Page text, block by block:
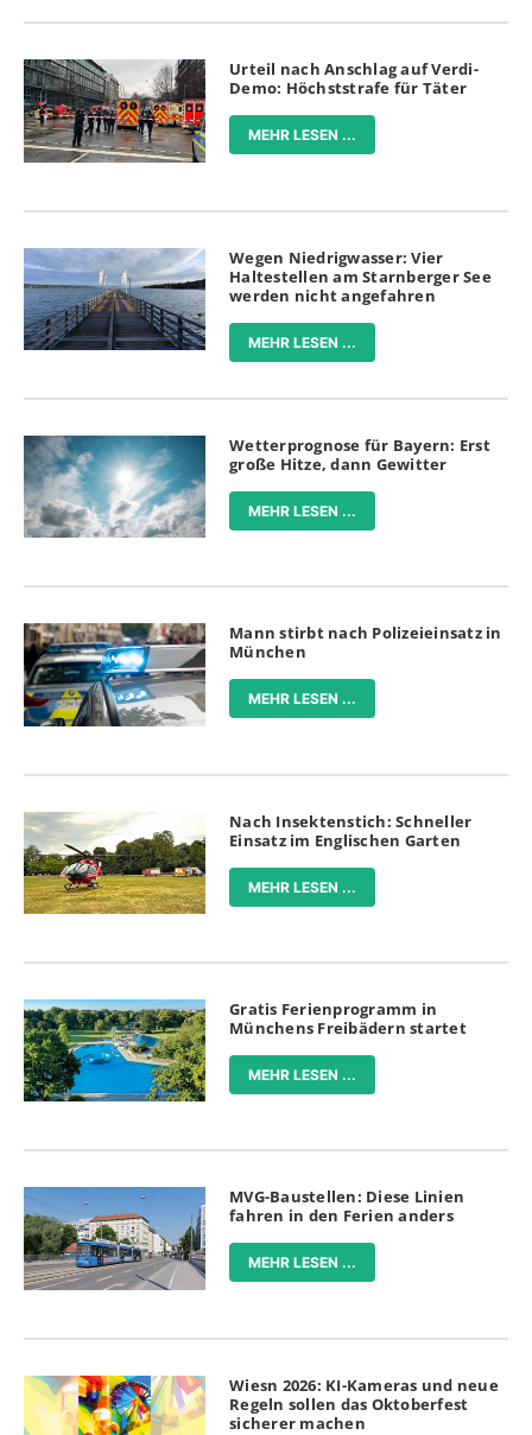
Urteil nach Anschlag auf Verdi-
Demo: Höchststrafe für Täter
MEHR LESEN ...
Wegen Niedrigwasser: Vier
Haltestellen am Starnberger See
werden nicht angefahren
MEHR LESEN ...
Wetterprognose für Bayern: Erst
große Hitze, dann Gewitter
MEHR LESEN ...
Mann stirbt nach Polizeieinsatz in
München
MEHR LESEN ...
Nach Insektenstich: Schneller
Einsatz im Englischen Garten
MEHR LESEN ...
Gratis Ferienprogramm in
Münchens Freibädern startet
MEHR LESEN ...
MVG-Baustellen: Diese Linien
fahren in den Ferien anders
MEHR LESEN ...
Wiesn 2026: KI-Kameras und neue
Regeln sollen das Oktoberfest
sicherer machen